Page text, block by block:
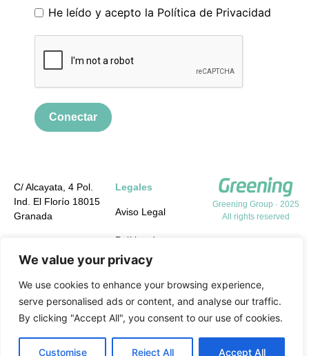
We value your privacy
We use cookies to enhance your browsing experience,
serve personalised ads or content, and analyse our traffic.
By clicking "Accept All", you consent to our use of cookies.
Customise Reject All Accept All
He leído y acepto la Política de Privacidad
Conectar
C/ Alcayata, 4 Pol.
Ind. El Florío 18015
Granada
info@greening-
group.com
Legales
Aviso Legal
Política de
Privacidad
Política de cookies
medio ambiente y
PRL
Greening Group · 2025
All rights reserved